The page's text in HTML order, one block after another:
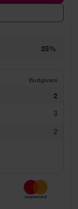
25%
Budgivare
2
3
2